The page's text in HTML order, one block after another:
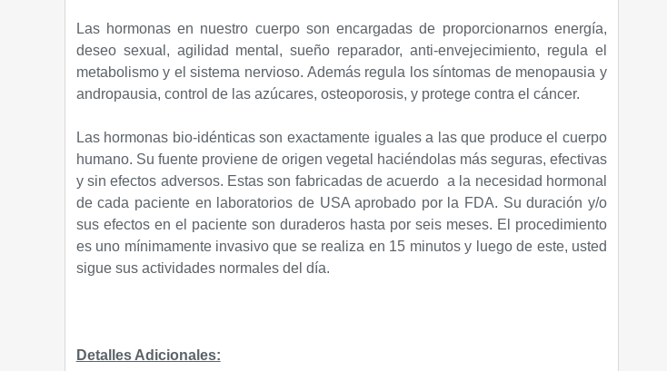
Las hormonas en nuestro cuerpo son encargadas de proporcionarnos energía,
deseo sexual, agilidad mental, sueño reparador, anti-envejecimiento, regula el
metabolismo y el sistema nervioso. Además regula los síntomas de menopausia y
andropausia, control de las azúcares, osteoporosis, y protege contra el cáncer.
Las hormonas bio-idénticas son exactamente iguales a las que produce el cuerpo
humano. Su fuente proviene de origen vegetal haciéndolas más seguras, efectivas
y sin efectos adversos. Estas son fabricadas de acuerdo a la necesidad hormonal
de cada paciente en laboratorios de USA aprobado por la FDA. Su duración y/o
sus efectos en el paciente son duraderos hasta por seis meses. El procedimiento
es uno mínimamente invasivo que se realiza en 15 minutos y luego de este, usted
sigue sus actividades normales del día.
Detalles Adicionales: